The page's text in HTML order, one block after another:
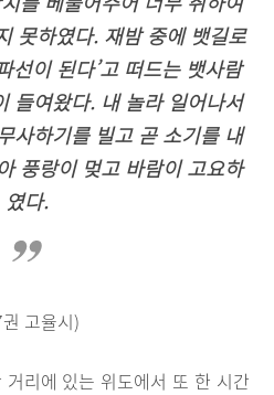
못하였다. 재밤 중에 뱃길로
선이 된다’고 떠드는 뱃사람
들여왔다. 내 놀라 일어나서
사하기를 빌고 곧 소기를 내
풍랑이 멎고 바람이 고요하
였다.
고율시)
리에 있는 위도에서 또 한 시간